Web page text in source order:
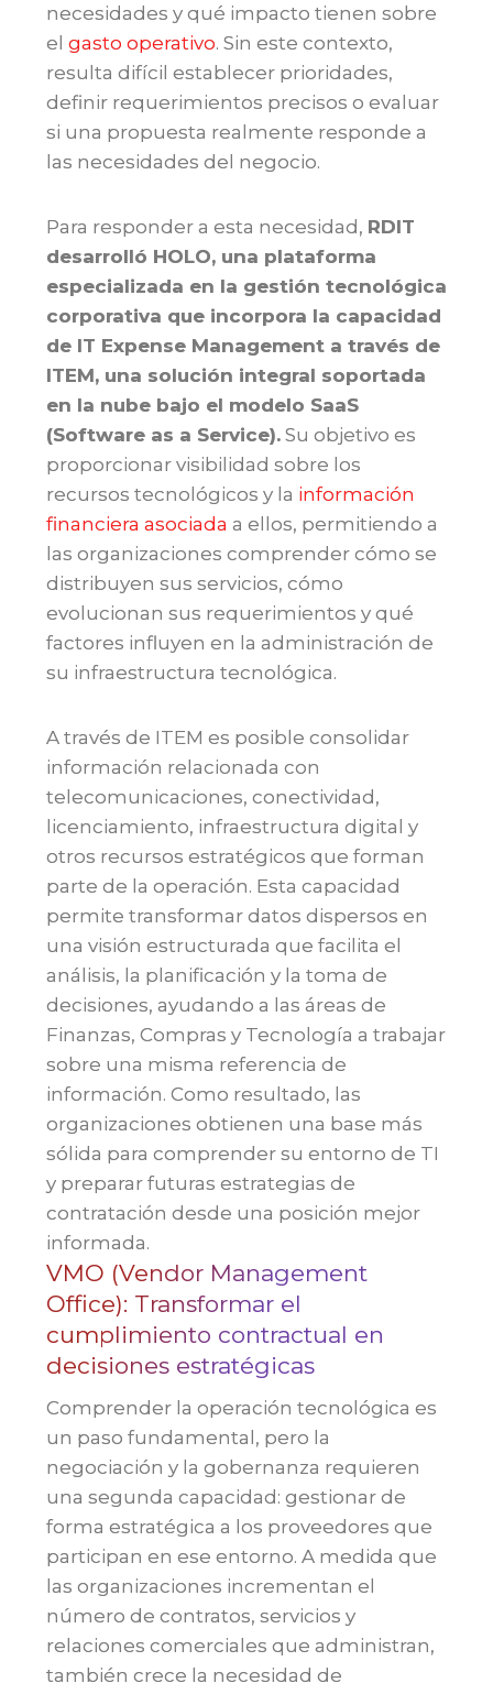
necesidades y qué impacto tienen sobre
el gasto operativo. Sin este contexto,
resulta difícil establecer prioridades,
definir requerimientos precisos o evaluar
si una propuesta realmente responde a
las necesidades del negocio.
Para responder a esta necesidad, RDIT
desarrolló HOLO, una plataforma
especializada en la gestión tecnológica
corporativa que incorpora la capacidad
de IT Expense Management a través de
ITEM, una solución integral soportada
en la nube bajo el modelo SaaS
(Software as a Service). Su objetivo es
proporcionar visibilidad sobre los
recursos tecnológicos y la información
financiera asociada a ellos, permitiendo a
las organizaciones comprender cómo se
distribuyen sus servicios, cómo
evolucionan sus requerimientos y qué
factores influyen en la administración de
su infraestructura tecnológica.
A través de ITEM es posible consolidar
información relacionada con
telecomunicaciones, conectividad,
licenciamiento, infraestructura digital y
otros recursos estratégicos que forman
parte de la operación. Esta capacidad
permite transformar datos dispersos en
una visión estructurada que facilita el
análisis, la planificación y la toma de
decisiones, ayudando a las áreas de
Finanzas, Compras y Tecnología a trabajar
sobre una misma referencia de
información. Como resultado, las
organizaciones obtienen una base más
sólida para comprender su entorno de TI
y preparar futuras estrategias de
contratación desde una posición mejor
informada.
VMO (Vendor Management
Office): Transformar el
cumplimiento contractual en
decisiones estratégicas
Comprender la operación tecnológica es
un paso fundamental, pero la
negociación y la gobernanza requieren
una segunda capacidad: gestionar de
forma estratégica a los proveedores que
participan en ese entorno. A medida que
las organizaciones incrementan el
número de contratos, servicios y
relaciones comerciales que administran,
también crece la necesidad de